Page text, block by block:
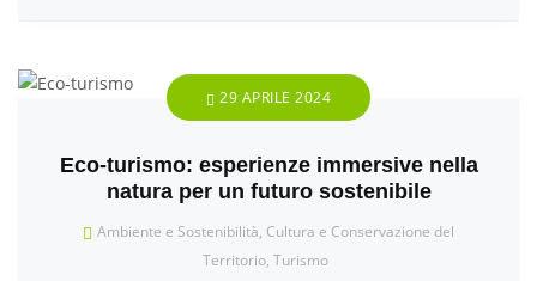
29 APRILE 2024
Eco-turismo: esperienze immersive nella
natura per un futuro sostenibile
Ambiente e Sostenibilità, Cultura e Conservazione del
Territorio, Turismo